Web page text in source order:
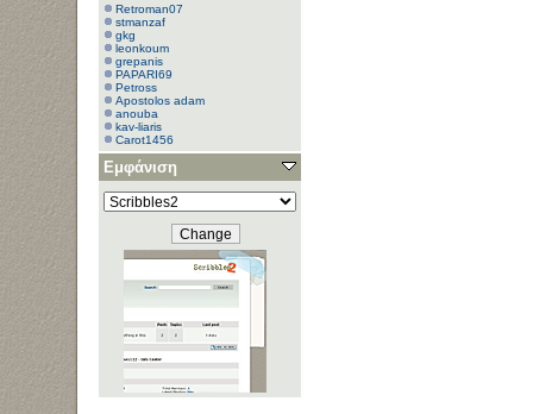
Retroman07
stmanzaf
gkg
leonkoum
grepanis
PAPARI69
Petross
Apostolos adam
anouba
kav-liaris
Carot1456
kostisgialamas
kakousios
Kwtininatheod
Darkduet
Εμφάνιση